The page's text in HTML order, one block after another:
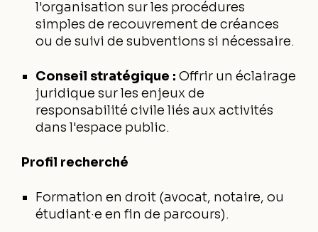
l'organisation sur les procédures
simples de recouvrement de créances
ou de suivi de subventions si nécessaire.
Conseil stratégique : Offrir un éclairage
juridique sur les enjeux de
responsabilité civile liés aux activités
dans l'espace public.
Profil recherché
Formation en droit (avocat, notaire, ou
étudiant·e en fin de parcours).